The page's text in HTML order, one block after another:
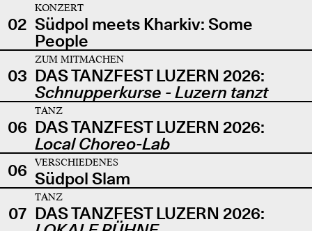
02
KONZERT
Südpol meets Kharkiv: Some
People
03
ZUM MITMACHEN
DAS TANZFEST LUZERN 2026:
Schnupperkurse - Luzern tanzt
06
TANZ
DAS TANZFEST LUZERN 2026:
Local Choreo-Lab
06
VERSCHIEDENES
Südpol Slam
07
TANZ
DAS TANZFEST LUZERN 2026: